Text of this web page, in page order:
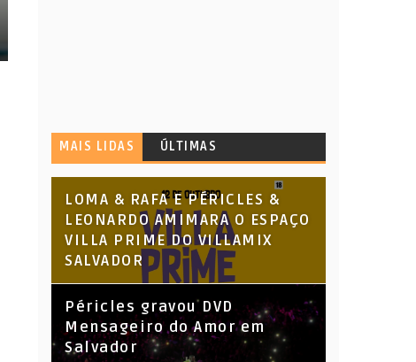
MAIS LIDAS ÚLTIMAS
LOMA & RAFA E PÉRICLES &
LEONARDO AMIMARA O ESPAÇO
VILLA PRIME DO VILLAMIX
SALVADOR
Péricles gravou DVD
Mensageiro do Amor em
Salvador